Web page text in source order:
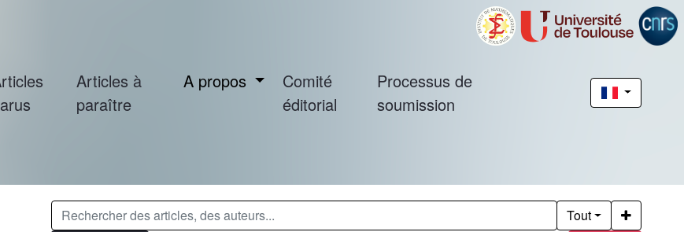
Articles à
paraître
A propos
Comité
éditorial
Processus de
soumission
Tout